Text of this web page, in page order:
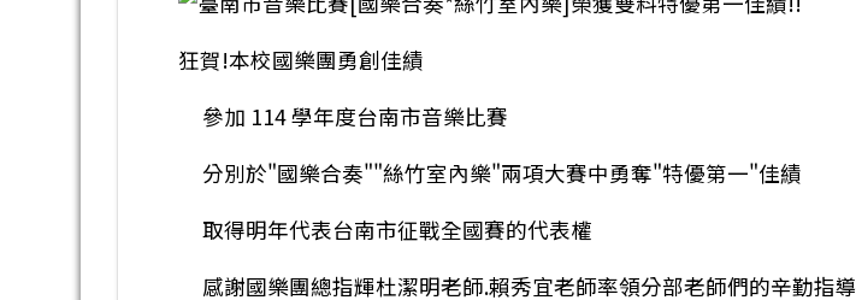
狂賀!本校國樂團勇創佳績
參加 114 學年度台南市音樂比賽
分別於"國樂合奏""絲竹室內樂"兩項大賽中勇奪"特優第一"佳績
取得明年代表台南市征戰全國賽的代表權
感謝國樂團總指輝杜潔明老師.賴秀宜老師率領分部老師們的辛勤指導